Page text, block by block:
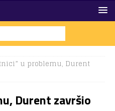
u problemu, Durent
Durent završio